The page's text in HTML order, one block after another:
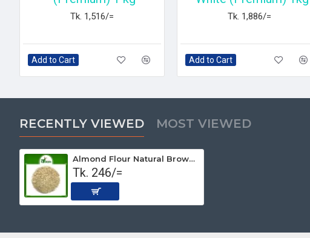
Tk. 1,516/=
Add to Cart
Tk. 1,886/=
Add to Cart
RECENTLY VIEWED MOST VIEWED
Almond Flour Natural Brown (Premium) 100gm
Tk. 246/=